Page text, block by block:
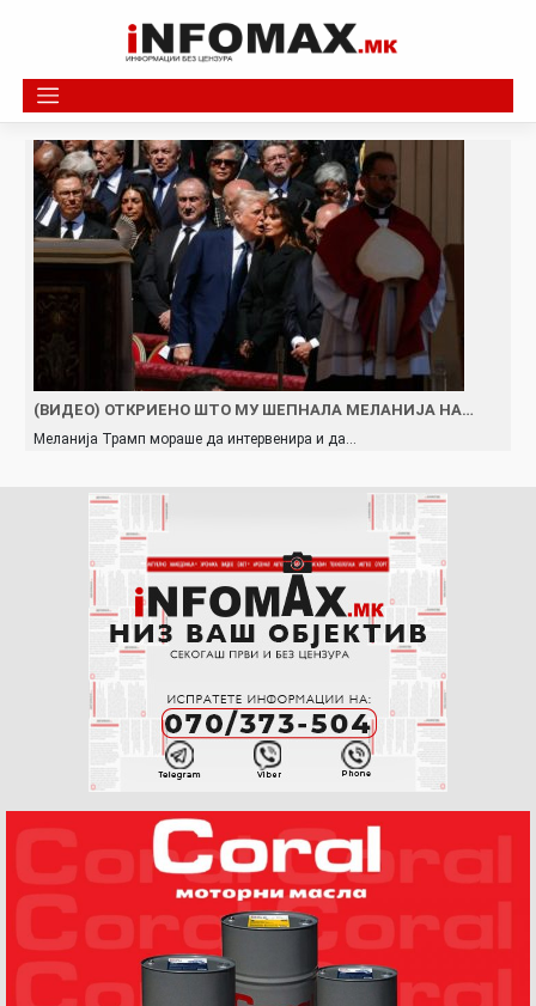
(ВИДЕО) ОТКРИЕНО ШТО МУ ШЕПНАЛА МЕЛАНИЈА НА…
Меланија Трамп мораше да интервенира и да…